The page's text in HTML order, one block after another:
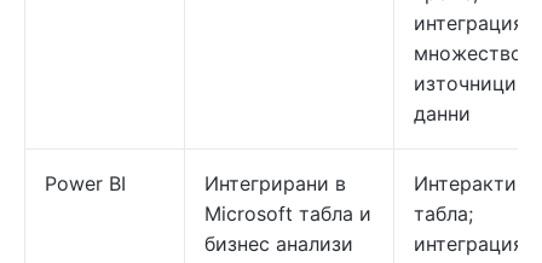
интеграция с
множество
източници
данни
Power BI
Интегрирани в
Microsoft табла и
бизнес анализи
табла;
интеграция с